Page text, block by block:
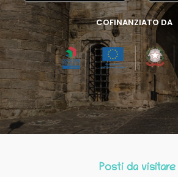
COFINANZIATO DA
Posti da visitare